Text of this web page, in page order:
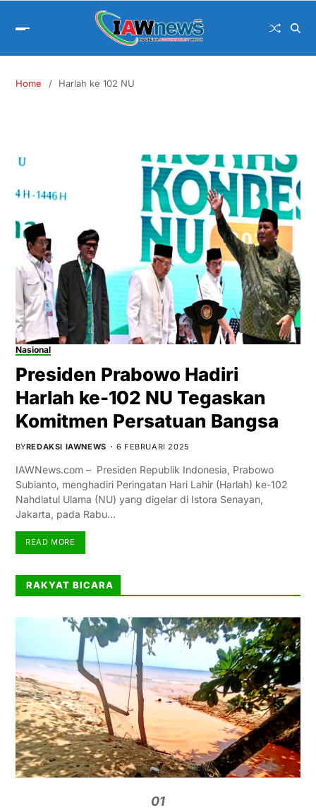
Home Harlah ke 102 NU
Nasional
Presiden Prabowo Hadiri
Harlah ke-102 NU Tegaskan
Komitmen Persatuan Bangsa
BYREDAKSI IAWNEWS 6 FEBRUARI 2025
IAWNews.com – Presiden Republik Indonesia, Prabowo
Subianto, menghadiri Peringatan Hari Lahir (Harlah) ke-102
Nahdlatul Ulama (NU) yang digelar di Istora Senayan,
Jakarta, pada Rabu…
READ MORE
RAKYAT BICARA
01